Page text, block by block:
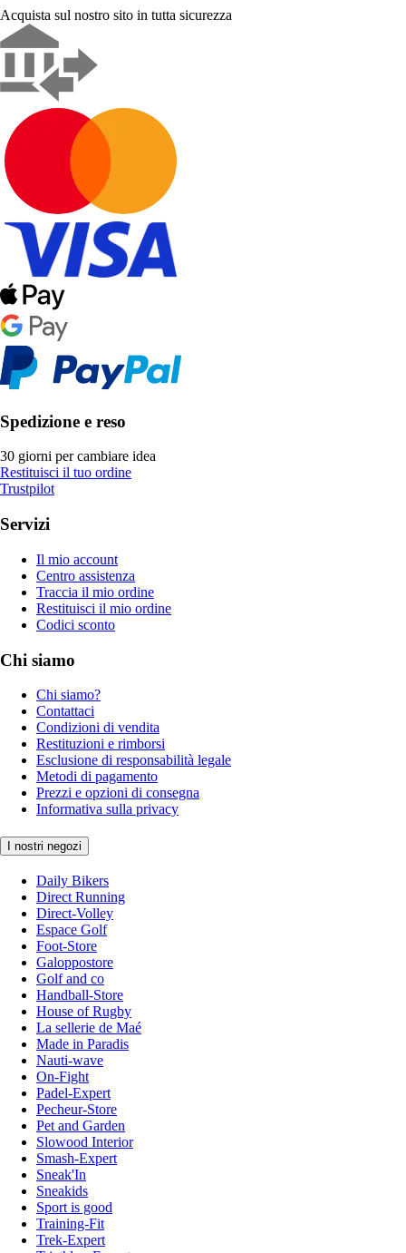
Acquista sul nostro sito in tutta sicurezza
Spedizione e reso
30 giorni per cambiare idea
Restituisci il tuo ordine
Trustpilot
Servizi
Il mio account
Centro assistenza
Traccia il mio ordine
Restituisci il mio ordine
Codici sconto
Chi siamo
Chi siamo?
Contattaci
Condizioni di vendita
Restituzioni e rimborsi
Esclusione di responsabilità legale
Metodi di pagamento
Prezzi e opzioni di consegna
Informativa sulla privacy
I nostri negozi
Daily Bikers
Direct Running
Direct-Volley
Espace Golf
Foot-Store
Galoppostore
Golf and co
Handball-Store
House of Rugby
La sellerie de Maé
Made in Paradis
Nauti-wave
On-Fight
Padel-Expert
Pecheur-Store
Pet and Garden
Slowood Interior
Smash-Expert
Sneak'In
Sneakids
Sport is good
Training-Fit
Trek-Expert